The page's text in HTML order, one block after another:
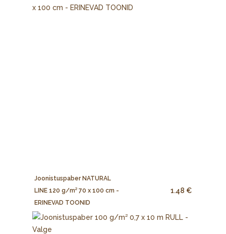
Joonistuspaber NATURAL
LINE 120 g/m² 70 x 100 cm -
ERINEVAD TOONID
1.48 €